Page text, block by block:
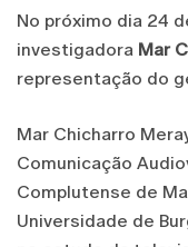
No próximo dia 24
investigadora Mar
representação do
Mar Chicharro
Comunicação
Complutense de
Universidade de